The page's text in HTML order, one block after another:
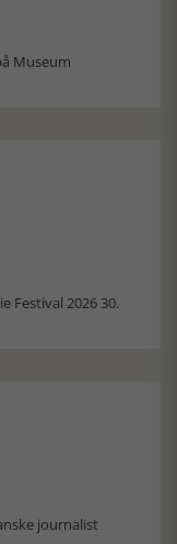
Museum
Festival 2026 30.
journalist